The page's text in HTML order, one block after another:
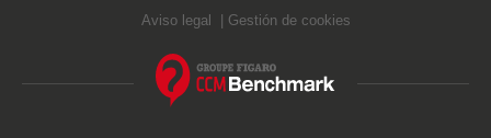
Aviso legal
Gestión de cookies